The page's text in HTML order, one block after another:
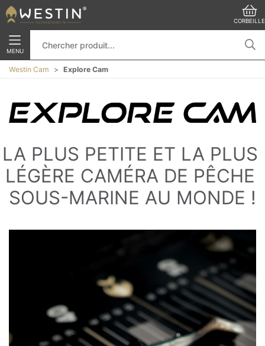
CORBEILLE
MENU
Westin Cam Explore Cam
LA PLUS PETITE ET LA PLUS
LÉGÈRE CAMÉRA DE PÊCHE
SOUS-MARINE AU MONDE !